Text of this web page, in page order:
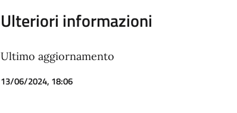
Ulteriori informazioni
Ultimo aggiornamento
13/06/2024, 18:06